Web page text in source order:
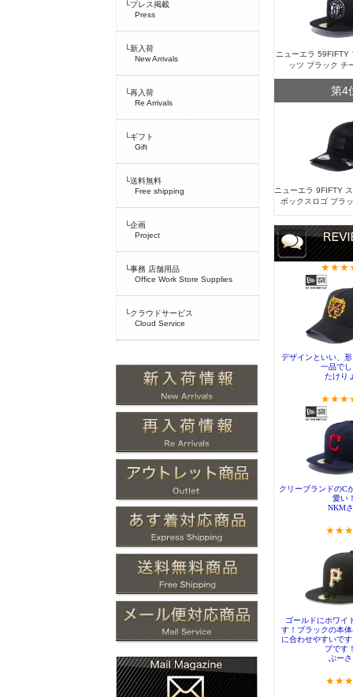
└プレス掲載
Press
└新入荷
New Arrivals
└再入荷
Re Arrivals
└ギフト
Gift
└送料無料
Free shipping
└企画
Project
└事務 店舗用品
Office Work Store Supplies
└クラウドサービス
Cloud Service
ニューエラ 59FIFTY
ッツ ブラック チ
第4
ニューエラ 9FIFTY
ボックスロゴ ブラ